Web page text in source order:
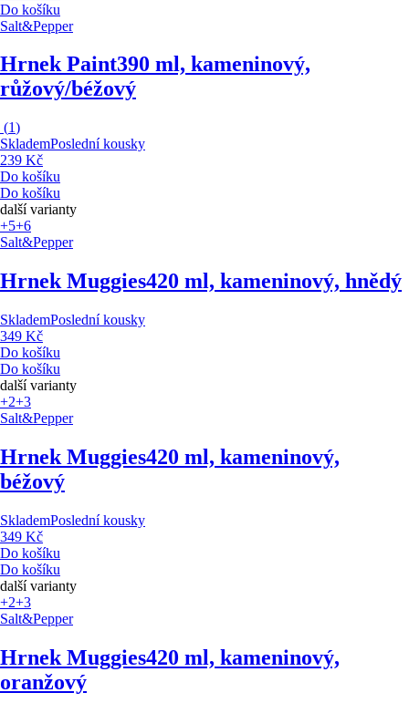
Do košíku
Salt&Pepper
Hrnek Paint390 ml, kameninový,
růžový/béžový
(1)
SklademPoslední kousky
239 Kč
Do košíku
Do košíku
další varianty
+5+6
Salt&Pepper
Hrnek Muggies420 ml, kameninový, hnědý
SklademPoslední kousky
349 Kč
Do košíku
Do košíku
další varianty
+2+3
Salt&Pepper
Hrnek Muggies420 ml, kameninový,
béžový
SklademPoslední kousky
349 Kč
Do košíku
Do košíku
další varianty
+2+3
Salt&Pepper
Hrnek Muggies420 ml, kameninový,
oranžový